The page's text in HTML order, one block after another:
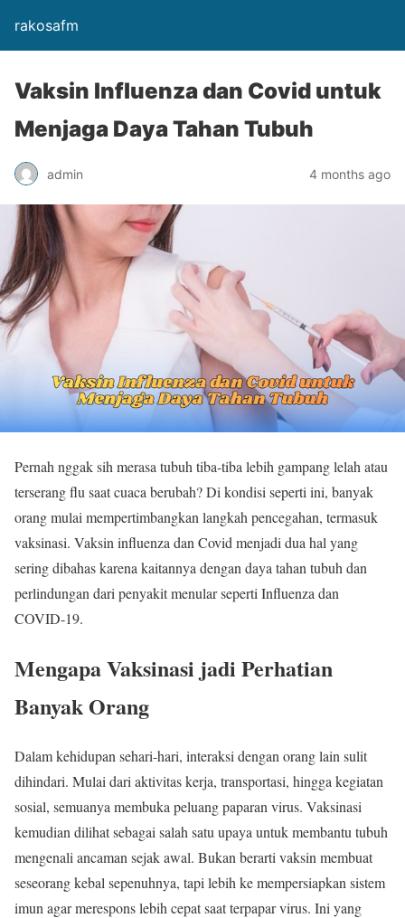
rakosafm
Vaksin Influenza dan Covid untuk
Menjaga Daya Tahan Tubuh
admin 4 months ago
Pernah nggak sih merasa tubuh tiba-tiba lebih gampang lelah atau
terserang flu saat cuaca berubah? Di kondisi seperti ini, banyak
orang mulai mempertimbangkan langkah pencegahan, termasuk
vaksinasi. Vaksin influenza dan Covid menjadi dua hal yang
sering dibahas karena kaitannya dengan daya tahan tubuh dan
perlindungan dari penyakit menular seperti Influenza dan
COVID-19.
Mengapa Vaksinasi jadi Perhatian
Banyak Orang
Dalam kehidupan sehari-hari, interaksi dengan orang lain sulit
dihindari. Mulai dari aktivitas kerja, transportasi, hingga kegiatan
sosial, semuanya membuka peluang paparan virus. Vaksinasi
kemudian dilihat sebagai salah satu upaya untuk membantu tubuh
mengenali ancaman sejak awal. Bukan berarti vaksin membuat
seseorang kebal sepenuhnya, tapi lebih ke mempersiapkan sistem
imun agar merespons lebih cepat saat terpapar virus. Ini yang